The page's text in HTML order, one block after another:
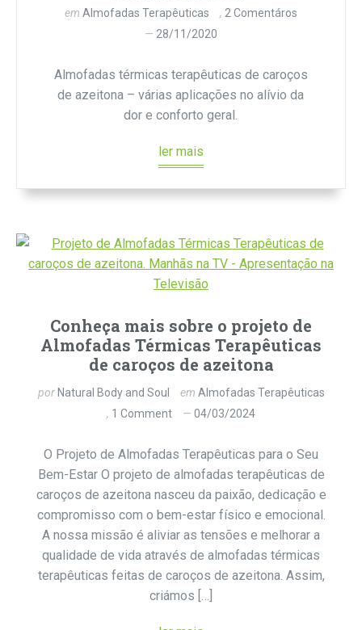
em Almofadas Terapêuticas
2 Comentáros
28/11/2020
Almofadas térmicas terapêuticas de caroços
de azeitona – várias aplicações no alívio da
dor e conforto geral.
ler mais
Conheça mais sobre o projeto de
Almofadas Térmicas Terapêuticas
de caroços de azeitona
por Natural Body and Soul em Almofadas Terapêuticas
1 Comment
04/03/2024
O Projeto de Almofadas Terapêuticas para o Seu
Bem-Estar O projeto de almofadas terapêuticas de
caroços de azeitona nasceu da paixão, dedicação e
compromisso com o bem-estar físico e emocional.
A nossa missão é aliviar as tensões e melhorar a
qualidade de vida através de almofadas térmicas
terapêuticas feitas de caroços de azeitona. Assim,
criámos […]